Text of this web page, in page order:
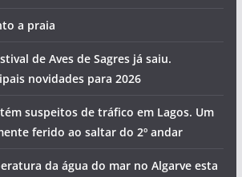
a praia
de Aves de Sagres já saiu.
novidades para 2026
suspeitos de tráfico em Lagos. Um
ferido ao saltar do 2º andar
da água do mar no Algarve esta